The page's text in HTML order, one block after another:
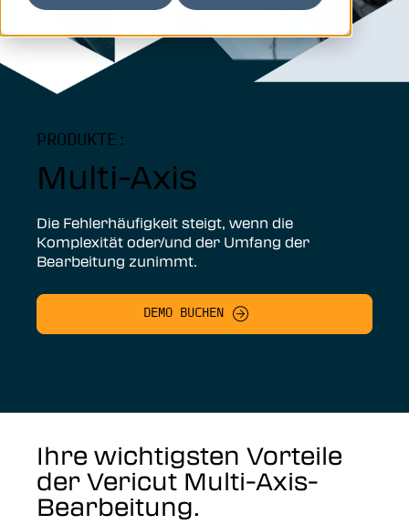
PRODUKTE:
Multi-Axis
Die Fehlerhäufigkeit steigt, wenn die
Komplexität oder/und der Umfang der
Bearbeitung zunimmt.
DEMO BUCHEN
Ihre wichtigsten Vorteile
der Vericut Multi-Axis-
Bearbeitung.